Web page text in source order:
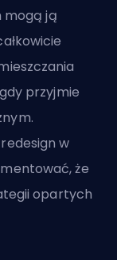
mogą ją
przyjmie
w
że
opartych